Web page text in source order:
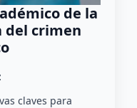
de la
del crimen
claves para